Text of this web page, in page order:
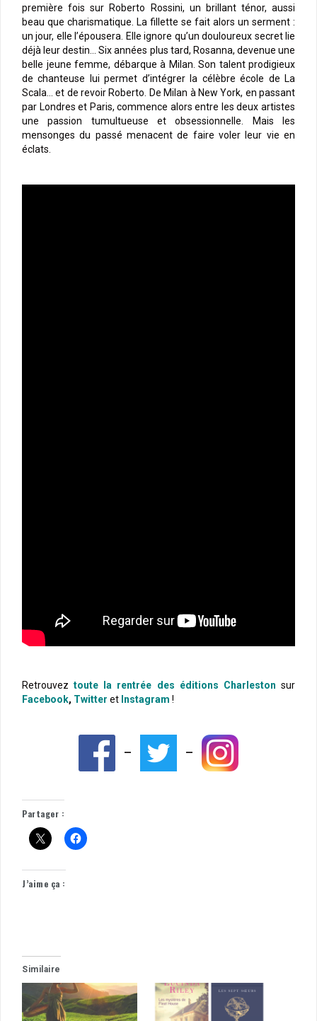
première fois sur Roberto Rossini, un brillant ténor, aussi
beau que charismatique. La fillette se fait alors un serment :
un jour, elle l’épousera. Elle ignore qu’un douloureux secret lie
déjà leur destin… Six années plus tard, Rosanna, devenue une
belle jeune femme, débarque à Milan. Son talent prodigieux
de chanteuse lui permet d’intégrer la célèbre école de La
Scala… et de revoir Roberto. De Milan à New York, en passant
par Londres et Paris, commence alors entre les deux artistes
une passion tumultueuse et obsessionnelle. Mais les
mensonges du passé menacent de faire voler leur vie en
éclats.
Retrouveztoute la rentrée des éditions Charleston sur
Facebook, Twitter et Instagram !
— —
Partager :
J’aime ça :
Similaire